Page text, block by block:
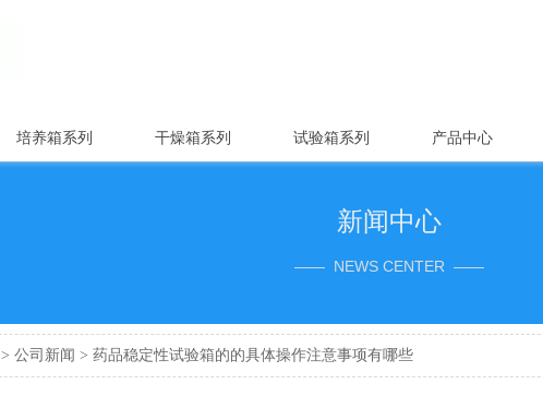
培养箱系列 干燥箱系列 试验箱系列 产品中心
新闻中心
—— NEWS CENTER ——
>公司新闻 >药品稳定性试验箱的的具体操作注意事项有哪些